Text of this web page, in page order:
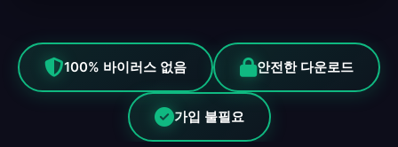
100% 바이러스 없음 안전한 다운로드
가입 불필요